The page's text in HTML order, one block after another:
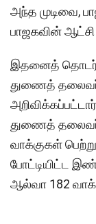
அந்த முடிவை,
பாஜகவின் ஆட்சி
இதனைத்
துணைத்
துணைத் தலைவர்
வாக்குகள்
போட்டியிட்ட
ஆல்வா 182